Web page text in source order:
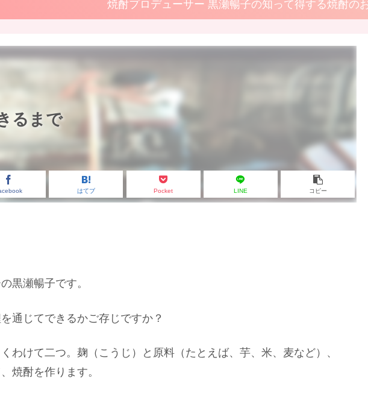
焼酎プロデューサー 黒瀬暢子の知って得する焼酎の
るまで
はてブ Pocket LINE コピー
黒瀬暢子です。
通じてできるかご存じですか？
わけて二つ。麹（こうじ）と原料（たとえば、芋、米、麦など）、
焼酎を作ります。